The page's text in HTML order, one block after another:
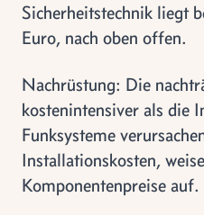
Sicherheitstechnik
Euro, nach oben offen.
Nachrüstung: Die
kostenintensiver als die
Funksysteme
Installationskosten,
Komponentenpreise auf.